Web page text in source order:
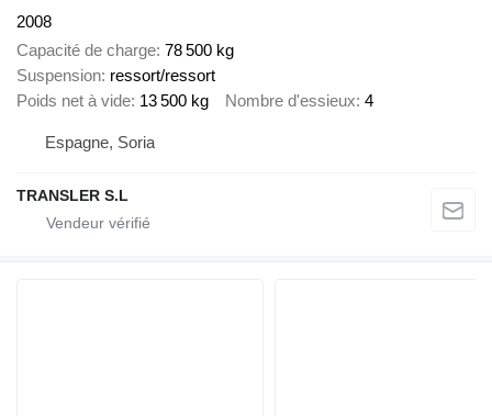
2008
Capacité de charge 78 500 kg
Suspension ressort/ressort
Poids net à vide 13 500 kg Nombre d'essieux 4
Espagne, Soria
TRANSLER S.L